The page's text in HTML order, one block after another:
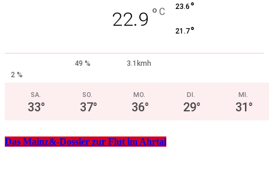
22.9 ° C 23.6 °
21.7°
49 %
3.1kmh
2 %
SA.
33°
SO.
37°
MO.
36°
DI.
29°
MI.
31°
Das Mainz&-Dossier zur Flut im Ahrtal